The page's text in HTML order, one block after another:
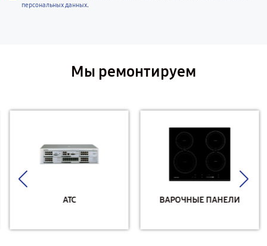
персональных данных.
Мы ремонтируем
АТС ВАРОЧНЫЕ ПАНЕЛИ